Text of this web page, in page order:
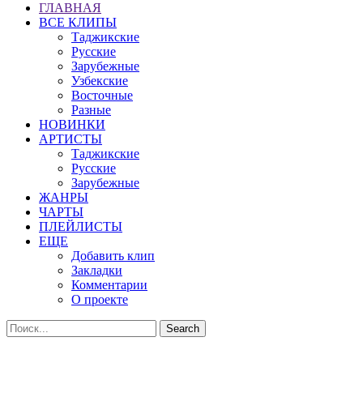
ГЛАВНАЯ
ВСЕ КЛИПЫ
Таджикские
Русские
Зарубежные
Узбекские
Восточные
Разные
НОВИНКИ
АРТИСТЫ
Таджикские
Русские
Зарубежные
ЖАНРЫ
ЧАРТЫ
ПЛЕЙЛИСТЫ
ЕЩЕ
Добавить клип
Закладки
Комментарии
О проекте